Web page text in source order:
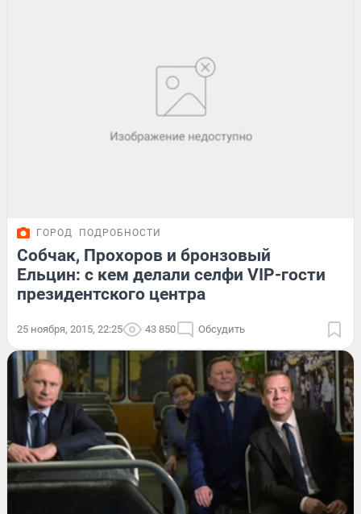
ГОРОД ПОДРОБНОСТИ
Собчак, Прохоров и бронзовый
Ельцин: с кем делали селфи VIP-гости
президентского центра
25 ноября, 2015, 22:25 43 850 Обсудить